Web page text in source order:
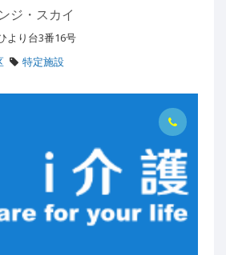
ジ・スカイ
より台3番16号
特定施設